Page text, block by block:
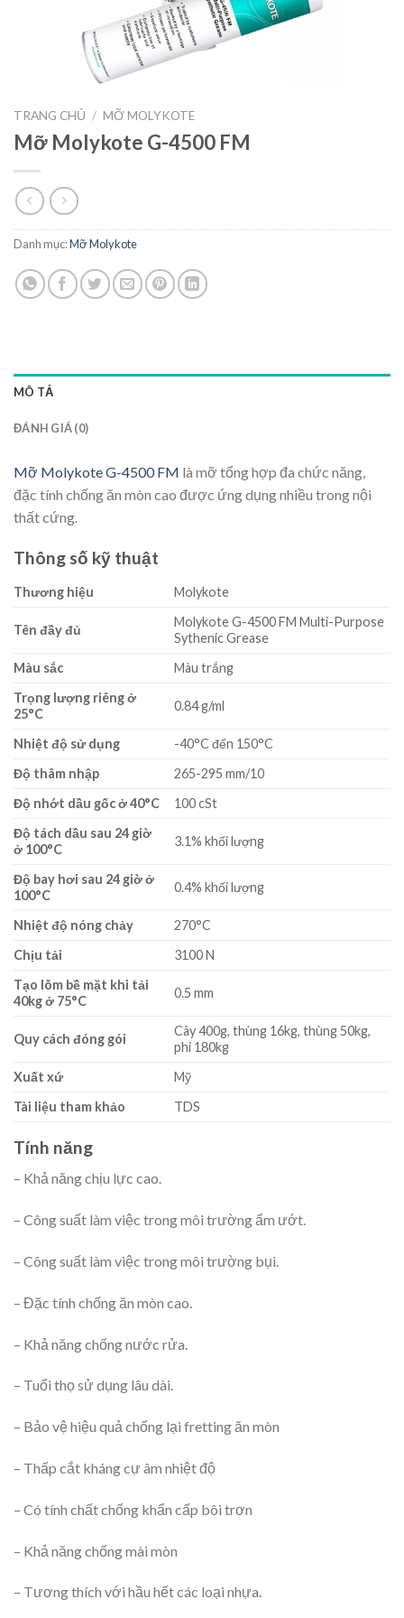
TRANG CHỦ / MỠ MOLYKOTE
Mỡ Molykote G-4500 FM
Danh mục:Mỡ Molykote
MÔ TẢ
ĐÁNH GIÁ (0)
Mỡ Molykote G-4500 FM là mỡ tổng hợp đa chức năng,
đặc tính chống ăn mòn cao được ứng dụng nhiều trong nội
thất cứng.
Thông số kỹ thuật
Thương hiệu Molykote
Tên đầy đủ
Molykote G-4500 FM Multi-Purpose
Sythenic Grease
Màu sắc
Màu trắng
Trọng lượng riêng ở
25°C
0.84 g/ml
Nhiệt độ sử dụng
-40°C đến 150°C
Độ thâm nhập
265-295 mm/10
Độ nhớt dầu gốc ở 40°C
100 cSt
Độ tách dầu sau 24 giờ
ở 100°C
3.1% khối lượng
Độ bay hơi sau 24 giờ ở
100°C
0.4% khối lượng
Nhiệt độ nóng chảy
270°C
Chịu tải
3100 N
Tạo lõm bề mặt khi tải
40kg ở 75°C
0.5 mm
Quy cách đóng gói
Cây 400g, thùng 16kg, thùng 50kg,
phi 180kg
Xuất xứ
Mỹ
Tài liệu tham khảo
TDS
Tính năng
– Khả năng chịu lực cao.
– Công suất làm việc trong môi trường ẩm ướt.
– Công suất làm việc trong môi trường bụi.
– Đặc tính chống ăn mòn cao.
– Khả năng chống nước rửa.
– Tuổi thọ sử dụng lâu dài.
– Bảo vệ hiệu quả chống lại fretting ăn mòn
– Thấp cắt kháng cự âm nhiệt độ
– Có tính chất chống khẩn cấp bôi trơn
– Khả năng chống mài mòn
– Tương thích với hầu hết các loại nhựa.